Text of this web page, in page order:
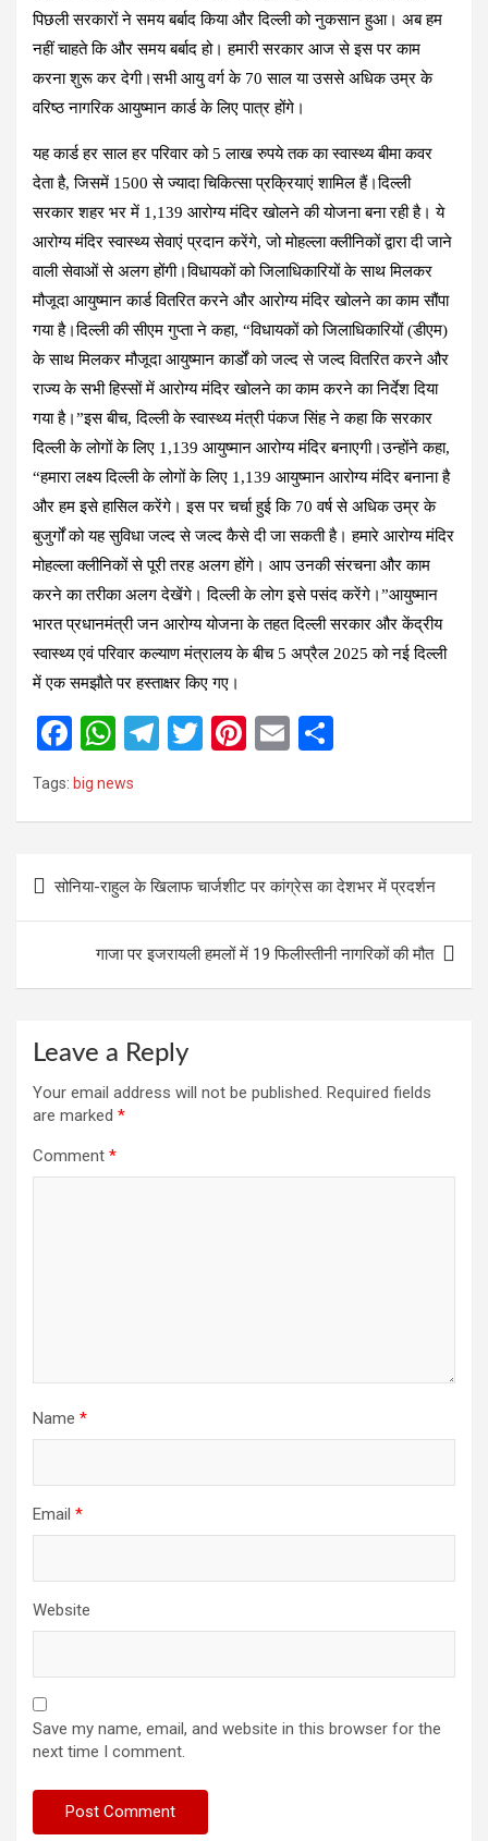
पिछली सरकारों ने समय बर्बाद किया और दिल्ली को नुकसान हुआ। अब हम
नहीं चाहते कि और समय बर्बाद हो। हमारी सरकार आज से इस पर काम
करना शुरू कर देगी।सभी आयु वर्ग के 70 साल या उससे अधिक उम्र के
वरिष्ठ नागरिक आयुष्मान कार्ड के लिए पात्र होंगे।
यह कार्ड हर साल हर परिवार को 5 लाख रुपये तक का स्वास्थ्य बीमा कवर
देता है, जिसमें 1500 से ज्यादा चिकित्सा प्रक्रियाएं शामिल हैं।दिल्ली
सरकार शहर भर में 1,139 आरोग्य मंदिर खोलने की योजना बना रही है। ये
आरोग्य मंदिर स्वास्थ्य सेवाएं प्रदान करेंगे, जो मोहल्ला क्लीनिकों द्वारा दी जाने
वाली सेवाओं से अलग होंगी।विधायकों को जिलाधिकारियों के साथ मिलकर
मौजूदा आयुष्मान कार्ड वितरित करने और आरोग्य मंदिर खोलने का काम सौंपा
गया है।दिल्ली की सीएम गुप्ता ने कहा, “विधायकों को जिलाधिकारियों (डीएम)
के साथ मिलकर मौजूदा आयुष्मान कार्डों को जल्द से जल्द वितरित करने और
राज्य के सभी हिस्सों में आरोग्य मंदिर खोलने का काम करने का निर्देश दिया
गया है।”इस बीच, दिल्ली के स्वास्थ्य मंत्री पंकज सिंह ने कहा कि सरकार
दिल्ली के लोगों के लिए 1,139 आयुष्मान आरोग्य मंदिर बनाएगी।उन्होंने कहा,
“हमारा लक्ष्य दिल्ली के लोगों के लिए 1,139 आयुष्मान आरोग्य मंदिर बनाना है
और हम इसे हासिल करेंगे। इस पर चर्चा हुई कि 70 वर्ष से अधिक उम्र के
बुजुर्गों को यह सुविधा जल्द से जल्द कैसे दी जा सकती है। हमारे आरोग्य मंदिर
मोहल्ला क्लीनिकों से पूरी तरह अलग होंगे। आप उनकी संरचना और काम
करने का तरीका अलग देखेंगे। दिल्ली के लोग इसे पसंद करेंगे।”आयुष्मान
भारत प्रधानमंत्री जन आरोग्य योजना के तहत दिल्ली सरकार और केंद्रीय
स्वास्थ्य एवं परिवार कल्याण मंत्रालय के बीच 5 अप्रैल 2025 को नई दिल्ली
में एक समझौते पर हस्ताक्षर किए गए।
F
a
ce
o
W
at
A
p
p
T
a
T
Pi
t
E
Tags: big news
navigation
सोनिया-राहुल के खिलाफ चार्जशीट पर कांग्रेस का देशभर में प्रदर्शन
गाजा पर इजरायली हमलों में 19 फिलीस्तीनी नागरिकों की मौत
Leave a Reply
Your email address will not be published. Required fields
are marked *
Comment *
Name *
Email *
Website
Save my name, email, and website in this browser for the
next time I comment.